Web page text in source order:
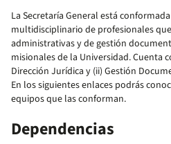
La Secretaría General está
multidisciplinario de profesionales
administrativas y de gestión
misionales de la Universidad. Cuenta
Dirección Jurídica y (ii) Gestión
En los siguientes enlaces podrás
equipos que las conforman.
Dependencias